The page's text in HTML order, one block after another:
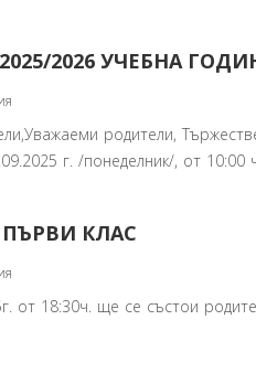
2026 УЧЕБНА
родители,
г. /понеделник/, от
КЛАС
от 18:30ч. ще се състои